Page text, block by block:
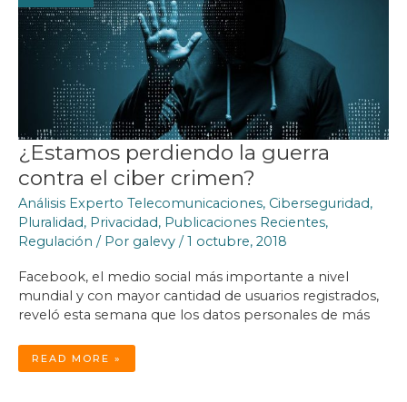
¿Estamos perdiendo la guerra
contra el ciber crimen?
Análisis Experto Telecomunicaciones, Ciberseguridad,
Pluralidad, Privacidad, Publicaciones Recientes,
Regulación / Por galevy / 1 octubre, 2018
Facebook, el medio social más importante a nivel
mundial y con mayor cantidad de usuarios registrados,
reveló esta semana que los datos personales de más
¿ESTAMOS
PERDIENDO
LA
READ MORE »